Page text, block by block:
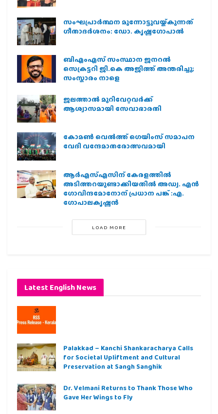
സംഘപ്രാര്‍ത്ഥന മുന്നോട്ടുവയ്ക്കുന്നത്
ഗീതാദര്‍ശനം: ഡോ. കൃഷ്ണഗോപാല്‍
ബിഎംഎസ് സംസ്ഥാന ജനറൽ
സെക്രട്ടറി ജി.കെ അജിത്ത് അന്തരിച്ചു;
സംസ്കാരം നാളെ
ജലത്താല്‍ മുറിവേറ്റവര്‍ക്ക്
ആശ്വാസമായി സേവാഭാരതി
കോമൺ വെൽത്ത് ഗെയിംസ് സമാപന
വേദി വന്ദേമാതരോത്സവമായി
ആര്‍എസ്എസിന് കേരളത്തില്‍
അടിത്തറയുണ്ടാക്കിയതില്‍ അഡ്വ. എന്‍
ഗോവിന്ദമോനോന് പ്രധാന പങ്ക് :എ.
ഗോപാലകൃഷ്ണന്‍
LOAD MORE
Latest English News
Palakkad – Kanchi Shankaracharya Calls
for Societal Upliftment and Cultural
Preservation at Sangh Sanghik
Dr. Velmani Returns to Thank Those Who
Gave Her Wings to Fly